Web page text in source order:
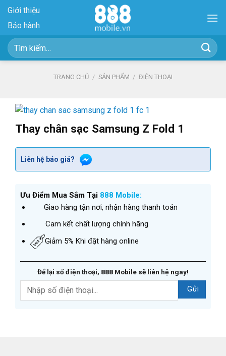
Skip
content
Giới thiệu
Bảo hành
Tìm
kiếm:
TRANG CHỦ / SẢN PHẨM / ĐIỆN THOẠI
Thay chân sạc Samsung Z Fold 1
Liên hệ báo giá?
Ưu Điểm Mua Sắm Tại 888 Mobile:
Giao hàng tận nơi, nhận hàng thanh toán
Cam kết chất lượng chính hãng
Giảm 5% Khi đặt hàng online
Để lại số điện thoại, 888 Mobile sẽ liên hệ ngay!